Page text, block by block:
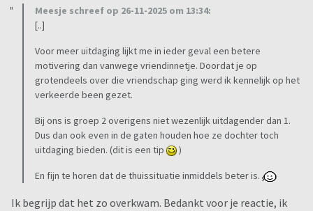
Meesje schreef op 26-11-2025 om 13:34:
[..]
Voor meer uitdaging lijkt me in ieder geval een betere
motivering dan vanwege vriendinnetje. Doordat je op
grotendeels over die vriendschap ging werd ik kennelijk op het
verkeerde been gezet.
Bij ons is groep 2 overigens niet wezenlijk uitdagender dan 1.
Dus dan ook even in de gaten houden hoe ze dochter toch
uitdaging bieden. (dit is een tip
)
En fijn te horen dat de thuissituatie inmiddels beter is.
Ik begrijp dat het zo overkwam. Bedankt voor je reactie, ik